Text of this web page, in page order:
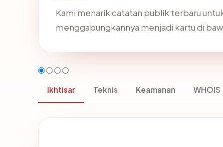
Kami menarik catatan publik terbaru
menggabungkannya menjadi kartu di
Ikhtisar Teknis Keamanan WHOIS